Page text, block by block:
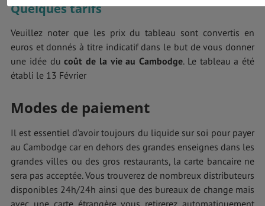
Quelques tarifs
Veuillez noter que les prix du tableau sont convertis en
euros et donnés à titre indicatif dans le but de vous donner
une idée ducoût de la vie au Cambodge. Le tableau a été
établi le 13 Février
Modes de paiement
Il est essentiel d’avoir toujours du liquide sur soi pour payer
au Cambodge car en dehors des grandes enseignes dans les
grandes villes ou des gros restaurants, la carte bancaire ne
sera pas acceptée. Vous trouverez de nombreux distributeurs
disponibles 24h/24h ainsi que des bureaux de change mais